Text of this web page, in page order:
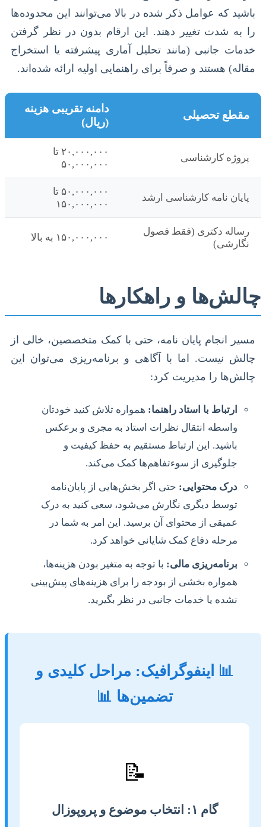
باشید که عوامل ذکر شده در بالا می‌توانند این محدوده‌ها
را به شدت تغییر دهند. این ارقام بدون در نظر گرفتن
خدمات جانبی (مانند تحلیل آماری پیشرفته یا استخراج
مقاله) هستند و صرفاً برای راهنمایی اولیه ارائه شده‌اند.
مقطع تحصیلی
دامنه تقریبی هزینه
(ریال)
پروژه کارشناسی
۲۰,۰۰۰,۰۰۰ تا
۵۰,۰۰۰,۰۰۰
پایان نامه کارشناسی ارشد
۵۰,۰۰۰,۰۰۰ تا
۱۵۰,۰۰۰,۰۰۰
رساله دکتری (فقط فصول
نگارشی)
۱۵۰,۰۰۰,۰۰۰ به بالا
چالش‌ها و راهکارها
مسیر انجام پایان نامه، حتی با کمک متخصصین، خالی از
چالش نیست. اما با آگاهی و برنامه‌ریزی می‌توان این
چالش‌ها را مدیریت کرد:
ارتباط با استاد راهنما: همواره تلاش کنید خودتان
واسطه انتقال نظرات استاد به مجری و برعکس
باشید. این ارتباط مستقیم به حفظ کیفیت و
جلوگیری از سوءتفاهم‌ها کمک می‌کند.
درک محتوایی: حتی اگر بخش‌هایی از پایان‌نامه
توسط دیگری نگارش می‌شود، سعی کنید به درک
عمیقی از محتوای آن برسید. این امر به شما در
مرحله دفاع کمک شایانی خواهد کرد.
برنامه‌ریزی مالی: با توجه به متغیر بودن هزینه‌ها،
همواره بخشی از بودجه را برای هزینه‌های پیش‌بینی
نشده یا خدمات جانبی در نظر بگیرید.
📊 اینفوگرافیک: مراحل کلیدی و
تضمین‌ها 📊
📝
گام ۱: انتخاب موضوع و پروپوزال